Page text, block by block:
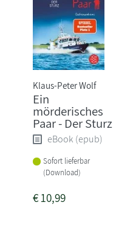
Klaus-Peter Wolf
Ein
mörderisches
Paar - Der Sturz
eBook (epub)
Sofort lieferbar
(Download)
€10,99